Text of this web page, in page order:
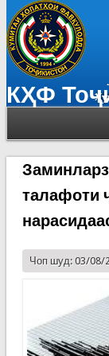
КҲФ
талафоти
Чоп шуд: 03/08/